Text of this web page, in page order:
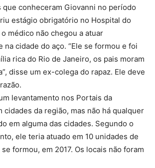
que conheceram Giovanni no período
estágio obrigatório no Hospital do
médico não chegou a atuar
na cidade do aço. “Ele se formou e foi
rica do Rio de Janeiro, os pais moram
disse um ex-colega do rapaz. Ele deve
levantamento nos Portais da
cidades da região, mas não há qualquer
em alguma das cidades. Segundo o
ele teria atuado em 10 unidades de
formou, em 2017. Os locais não foram